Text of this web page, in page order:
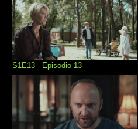
S1E13 - Episodio 13